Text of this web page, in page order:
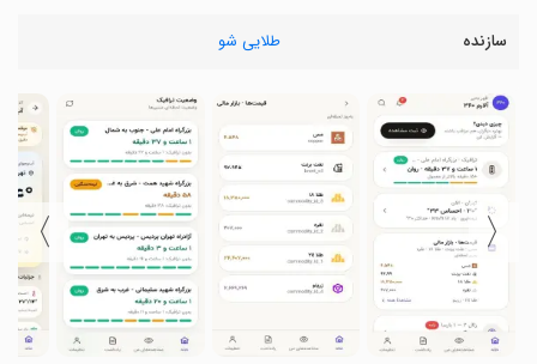
سازنده طلایی شو
〈
〉